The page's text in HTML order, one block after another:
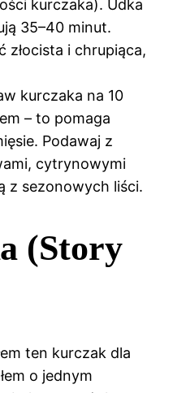
kurczaka). Udka
35–40 minut.
złocista i chrupiąca,
kurczaka na 10
– to pomaga
Podawaj z
cytrynowymi
z sezonowych liści.
(Story
ten kurczak dla
o jednym